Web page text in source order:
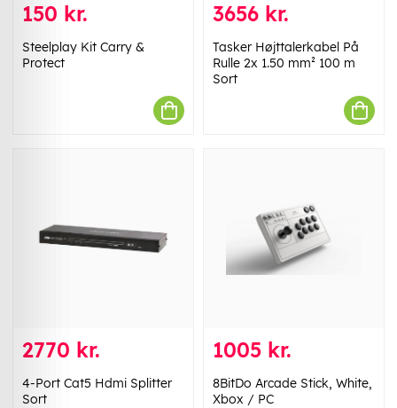
150 kr.
Steelplay Kit Carry &
Protect
3656 kr.
Tasker Højttalerkabel På
Rulle 2x 1.50 mm² 100 m
Sort
2770 kr.
4-Port Cat5 Hdmi Splitter
Sort
1005 kr.
8BitDo Arcade Stick, White,
Xbox / PC